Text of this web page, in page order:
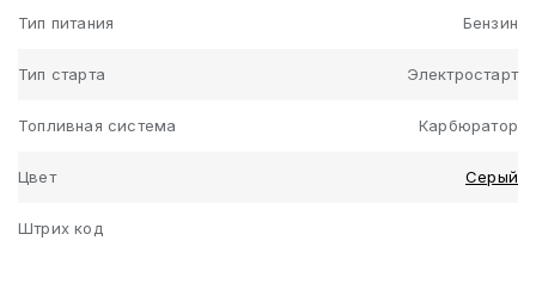
Тип питания Бензин
Тип старта Электростарт
Топливная система Карбюратор
Цвет Серый
Штрих код